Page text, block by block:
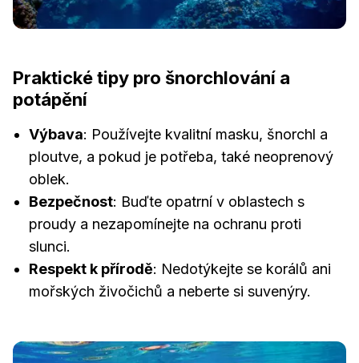
Praktické tipy pro šnorchlování a
potápění
Výbava: Používejte kvalitní masku, šnorchl a
ploutve, a pokud je potřeba, také neoprenový
oblek.
Bezpečnost: Buďte opatrní v oblastech s
proudy a nezapomínejte na ochranu proti
slunci.
Respekt k přírodě: Nedotýkejte se korálů ani
mořských živočichů a neberte si suvenýry.